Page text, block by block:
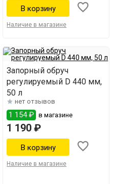
Наличие в магазине
Запорный обруч
регулируемый D 440 мм,
50 л
нет отзывов
1 154 ₽ в магазине
1 190 ₽
Наличие в магазине